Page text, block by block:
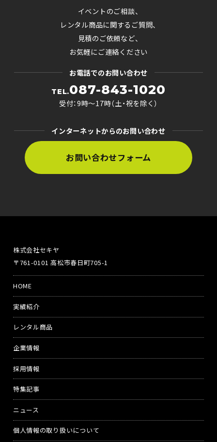
イベントのご相談、
レンタル商品に関するご質問、
見積のご依頼など、
お気軽にご連絡ください
お電話でのお問い合わせ
TEL.087-843-1020
受付：9時〜17時（土・祝を除く）
インターネットからのお問い合わせ
お問い合わせフォーム
株式会社セキヤ
〒761-0101 高松市春日町705-1
HOME
実績紹介
レンタル商品
企業情報
採用情報
特集記事
ニュース
個人情報の取り扱いについて